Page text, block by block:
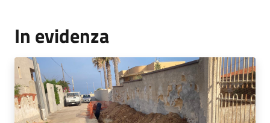
In evidenza